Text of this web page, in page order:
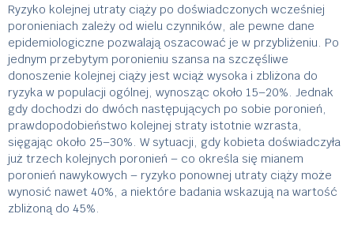
Ryzyko kolejnej utraty ciąży po doświadczonych wcześniej
poronieniach zależy od wielu czynników, ale pewne dane
epidemiologiczne pozwalają oszacować je w przybliżeniu. Po
jednym przebytym poronieniu szansa na szczęśliwe
donoszenie kolejnej ciąży jest wciąż wysoka i zbliżona do
ryzyka w populacji ogólnej, wynosząc około 15–20%. Jednak
gdy dochodzi do dwóch następujących po sobie poronień,
prawdopodobieństwo kolejnej straty istotnie wzrasta,
sięgając około 25–30%. W sytuacji, gdy kobieta doświadczyła
już trzech kolejnych poronień – co określa się mianem
poronień nawykowych – ryzyko ponownej utraty ciąży może
wynosić nawet 40%, a niektóre badania wskazują na wartość
zbliżoną do 45%.